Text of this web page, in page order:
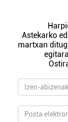
Astekarko
martxan